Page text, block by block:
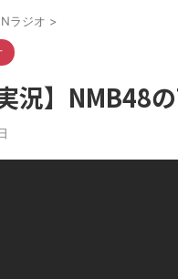
ラジオ >
実況】